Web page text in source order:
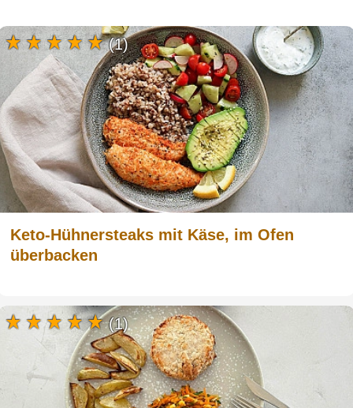
Keto-Hühnersteaks mit Käse, im Ofen
überbacken
(1)
(1)